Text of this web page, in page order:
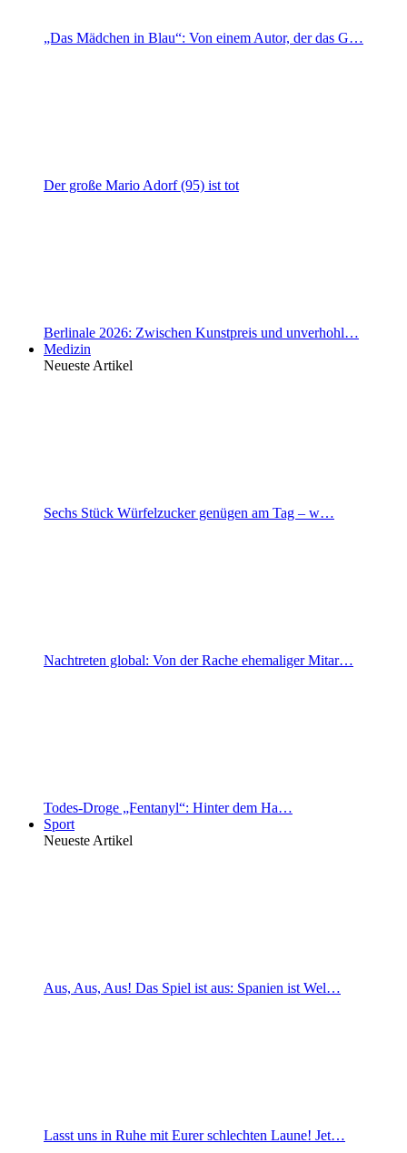
„Das Mädchen in Blau“: Von einem Autor, der das G…
Der große Mario Adorf (95) ist tot
Berlinale 2026: Zwischen Kunstpreis und unverhohl…
Medizin
Neueste Artikel
Sechs Stück Würfelzucker genügen am Tag – w…
Nachtreten global: Von der Rache ehemaliger Mitar…
Todes-Droge „Fentanyl“: Hinter dem Ha…
Sport
Neueste Artikel
Aus, Aus, Aus! Das Spiel ist aus: Spanien ist Wel…
Lasst uns in Ruhe mit Eurer schlechten Laune! Jet…